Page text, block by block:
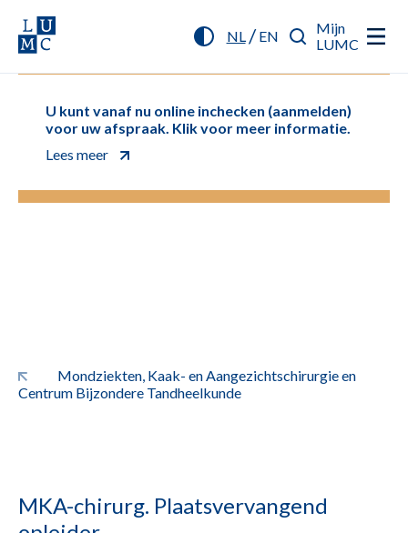
NL/ EN
Mijn
LUMC
U kunt vanaf nu online inchecken (aanmelden)
voor uw afspraak. Klik voor meer informatie.
Lees meer
Mondziekten, Kaak- en Aangezichtschirurgie en
Centrum Bijzondere Tandheelkunde
MKA-chirurg. Plaatsvervangend